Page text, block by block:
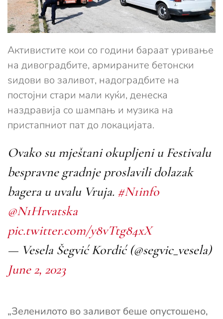
Активистите кои со години бараат уривање
на дивоградбите, армираните бетонски
ѕидови во заливот, надоградбите на
постојни стари мали куќи, денеска
наздравија со шампањ и музика на
пристапниот пат до локацијата.
Ovako su mještani okupljeni u Festivalu
bespravne gradnje proslavili dolazak
bagera u uvalu Vruja. #N1info
@N1Hrvatska
pic.twitter.com/y8vTtg84xX
— Vesela Šegvić Kordić (@segvic_vesela)
June 2, 2023
„Зеленилото во заливот беше опустошено,